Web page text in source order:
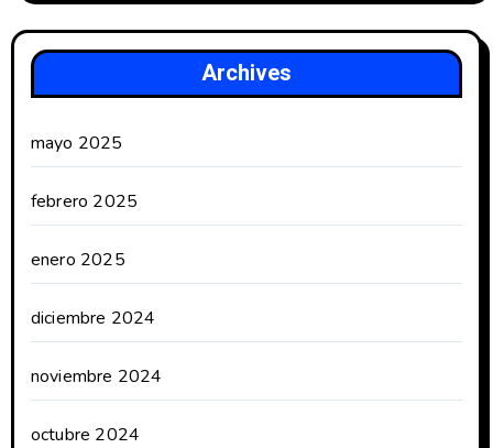
Archives
mayo 2025
febrero 2025
enero 2025
diciembre 2024
noviembre 2024
octubre 2024